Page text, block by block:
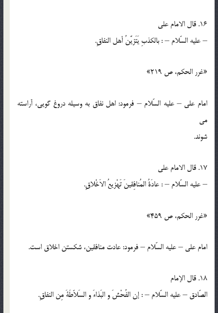
16. قال الامام علي
– عليه السّلام – : بالكذبِ يَتَزيَّنُ أهل النفاقِ.
«غرر الحكم، ص 219»
امام علي – عليه السّلام – فرمود: اهل نفاق به وسيله دروغ گويي، آراسته
مي
شوند.
17. قال الامام علي
– عليه السّلام – : عادَةُ المُنافِقينَ تَهْزيعُ الاَخْلاقِ.
«غرر الحكم، ص 459»
امام علي – عليه السّلام – فرمود: عادت منافقين، شكستن اخلاق است.
18. قال الإمام
الصّادق – عليه السّلام – : إن الفُحْشَ و البَذاءَ و السَلاّطَةَ مِن النفاقِ.